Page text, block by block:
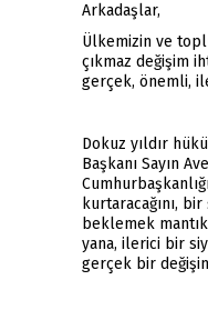
Arkadaşlar,
Ülkemizin ve
çıkmaz değişim
gerçek, önemli,
Dokuz yıldır
Başkanı Sayın
kurtaracağını,
beklemek
yana, ilerici bir
gerçek bir